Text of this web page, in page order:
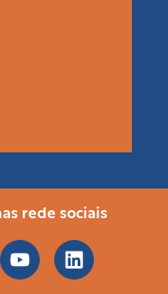
rede sociais